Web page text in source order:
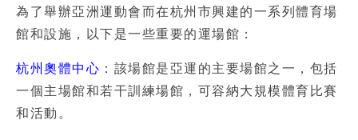
為了舉辦亞洲運動會而在杭州市興建的一系列體育場
館和設施，以下是一些重要的運場館：
杭州奧體中心 ：該場館是亞運的主要場館之一，包括
一個主場館和若干訓練場館，可容納大規模體育比賽
和活動。